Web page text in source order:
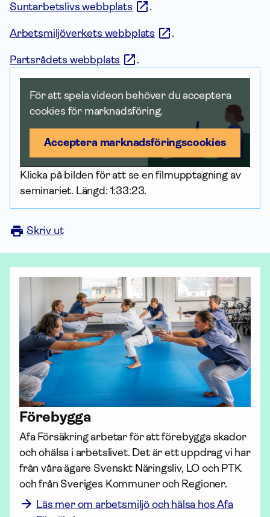
Suntarbetslivs webbplats .
Arbetsmiljöverkets webbplats .
Partsrådets webbplats .
För att spela videon behöver du acceptera
cookies för marknadsföring.
Acceptera marknadsförings­cookies
Klicka på bilden för att se en filmupptagning av
seminariet. Längd: 1:33:23.
Skriv ut
Förebygga
Afa För­säkring arbetar för att förebygga skador
och ohälsa i arbetslivet. Det är ett uppdrag vi har
från våra ägare Svenskt Näringsliv, LO och PTK
och från Sveriges Kommuner och Regioner.
Läs mer om arbetsmiljö och hälsa hos Afa